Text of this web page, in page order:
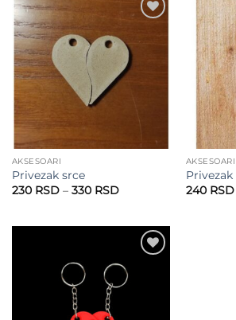
wishlist
AKSESOARI
Privezak srce
230 RSD – 330 RSDRaspon
330 RSD
AKSESOARI
240 RSD
wishlist